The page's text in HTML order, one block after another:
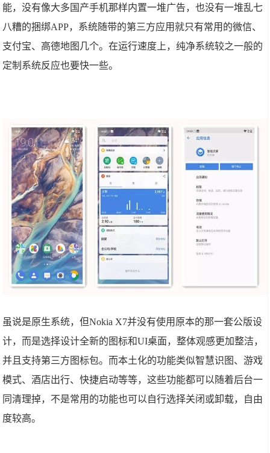
能，没有像大多国产手机那样内置一堆广告，也没有一堆乱七
八糟的捆绑APP，系统随带的第三方应用就只有常用的微信、
支付宝、高德地图几个。在运行速度上，纯净系统较之一般的
定制系统反应也要快一些。
虽说是原生系统，但Nokia X7并没有使用原本的那一套公版设
计，而是选择设计全新的图标和UI桌面，整体观感更加整洁，
并且支持第三方图标包。而本土化的功能类似智慧识图、游戏
模式、酒店出行、快捷启动等等，这些功能都可以随着后台一
同清理掉，不是常用的功能也可以自行选择关闭或卸载，自由
度较高。